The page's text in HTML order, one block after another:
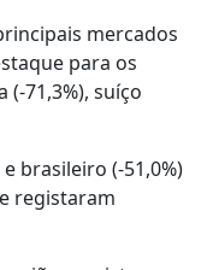
mercados
para os
(-71,3%), suíço
brasileiro (-51,0%)
registaram